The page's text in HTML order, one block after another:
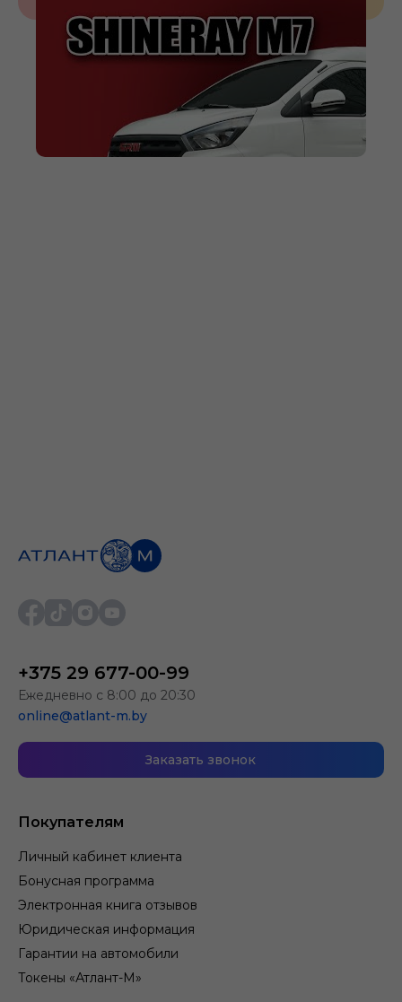
Покупателям
Личный кабинет клиента
Бонусная программа
Электронная книга отзывов
Юридическая информация
Гарантии на автомобили
Токены «Атлант-М»
+375 29 677-00-99
Ежедневно с 8:00 до 20:30
online@atlant-m.by
Заказать звонок